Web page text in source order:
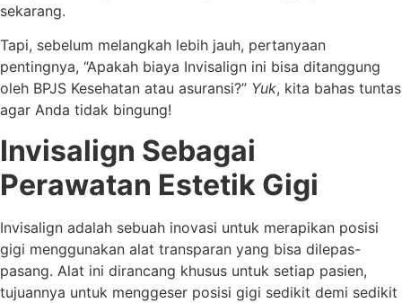
sekarang.
Tapi, sebelum melangkah lebih jauh, pertanyaan
pentingnya, “Apakah biaya Invisalign ini bisa ditanggung
oleh BPJS Kesehatan atau asuransi?” Yuk, kita bahas tuntas
agar Anda tidak bingung!
Invisalign Sebagai
Perawatan Estetik Gigi
Invisalign adalah sebuah inovasi untuk merapikan posisi
gigi menggunakan alat transparan yang bisa dilepas-
pasang. Alat ini dirancang khusus untuk setiap pasien,
tujuannya untuk menggeser posisi gigi sedikit demi sedikit